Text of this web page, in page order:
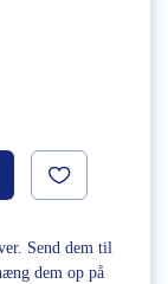
Send dem til
dem op på